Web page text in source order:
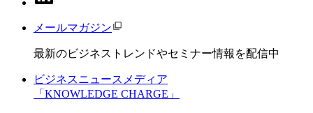
メールマガジン
最新のビジネストレンドやセミナー情報を配信中
ビジネスニュースメディア
「KNOWLEDGE CHARGE」